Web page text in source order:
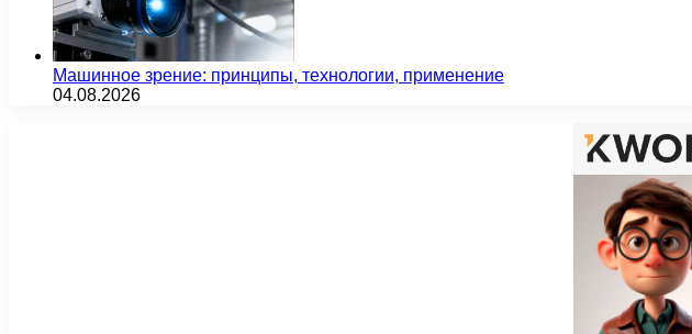
Машинное зрение: принципы, технологии, применение
04.08.2026